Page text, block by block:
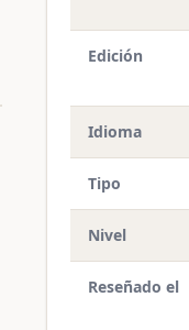
Edición
Idioma
Tipo
Nivel
Reseñado el